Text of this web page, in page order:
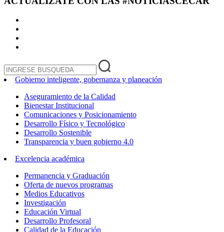
Gobierno inteligente, gobernanza y planeación
Aseguramiento de la Calidad
Bienestar Institucional
Comunicaciones y Posicionamiento
Desarrollo Físico y Tecnológico
Desarrollo Sostenible
Transparencia y buen gobierno 4.0
Excelencia académica
Permanencia y Graduación
Oferta de nuevos programas
Medios Educativos
Investigación
Educación Virtual
Desarrollo Profesoral
Calidad de la Educación